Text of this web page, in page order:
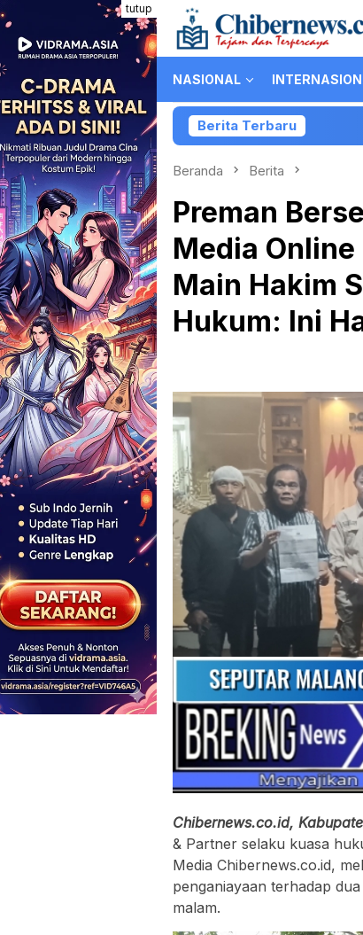
Loncat
ke
konten
tutup
NASIONAL
Berita Terbaru
Kolaborasi
Beranda Berita
Preman
Media
Main Hakim
Hukum: Ini
Chibernews.co.id,
& Partner selaku kuasa
Media Chibernews.co.id,
penganiayaan terhadap
malam.